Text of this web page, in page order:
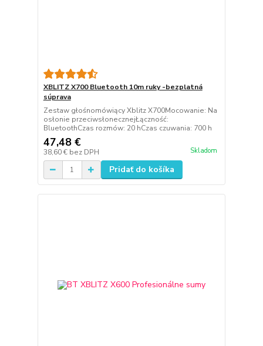
XBLITZ X700 Bluetooth 10m ruky -bezplatná
súprava
Zestaw głośnomówiący Xblitz X700Mocowanie: Na
osłonie przeciwsłonecznejŁączność:
BluetoothCzas rozmów: 20 hCzas czuwania: 700 h
47,48 €
38,60 € bez DPH Skladom
Pridať do košíka